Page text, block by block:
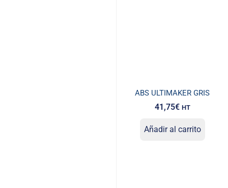
ABS ULTIMAKER GRIS
41,75€ HT
Añadir al carrito